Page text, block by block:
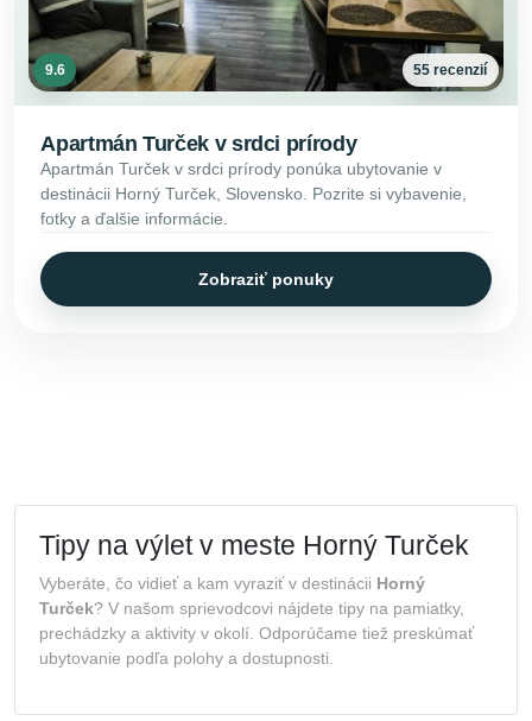
9.6 55 recenzií
Apartmán Turček v srdci prírody
Apartmán Turček v srdci prírody ponúka ubytovanie v
destinácii Horný Turček, Slovensko. Pozrite si vybavenie,
fotky a ďalšie informácie.
Zobraziť ponuky
Tipy na výlet v meste Horný Turček
Vyberáte, čo vidieť a kam vyraziť v destinácii Horný
Turček? V našom sprievodcovi nájdete tipy na pamiatky,
prechádzky a aktivity v okolí. Odporúčame tiež preskúmať
ubytovanie podľa polohy a dostupnosti.